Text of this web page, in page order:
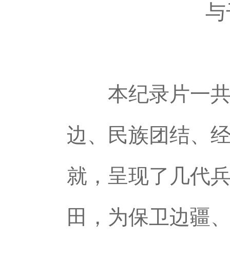
本纪录片一共5
边、民族团结、
就，呈现了几代
田，为保卫边疆